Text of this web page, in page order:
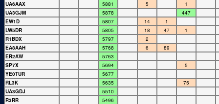
UA6AAX
5881 5
1
UA3GJM
5878
447
EW1D
5807 14
1
LW5DR
5805 18 47
1
R1BDX
5797
2
EA8AAH
5768 6
89
ER2AW
5763
SP7X
5694
5
YE0TUR
5677
RL3K
5635
75
UA3GDJ
5510
R3RR
5496